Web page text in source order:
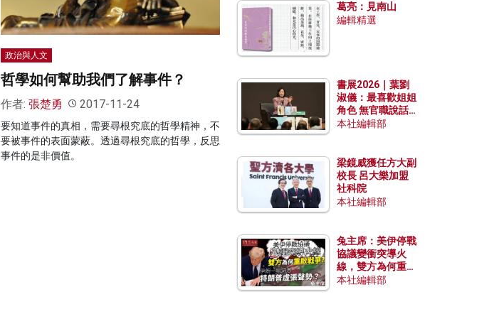
政治與人文
哲學如何幫助我們了解事件？
作者: 張楚勇 2017-11-24
要知道事件的真相，需要尋根究底的哲學精神，不
要被事件的表面蒙蔽。透過尋根究底的哲學，反思
事件的是非價值。
葛亮：見南山
編輯精選
書展2026｜葉劉
淑儀：最喜歡姐姐
角色 無官職說話
包袱少
本社編輯部
梁鏡威獲任方大副
校長 呂大樂加盟
社科院
本社編輯部
兔主席：美伊停戰
協議變衝突導火
線，雙方為何重啟
戰爭？伊朗一早洞
本社編輯部